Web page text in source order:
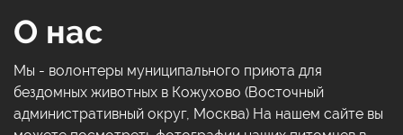
О нас
Мы - волонтеры муниципального приюта для
бездомных животных в Кожухово (Восточный
административный округ, Москва) На нашем сайте вы